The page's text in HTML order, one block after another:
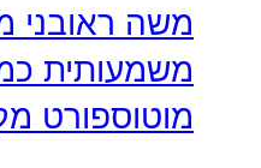
משה ראובני
משמעותית
מוטוספורט